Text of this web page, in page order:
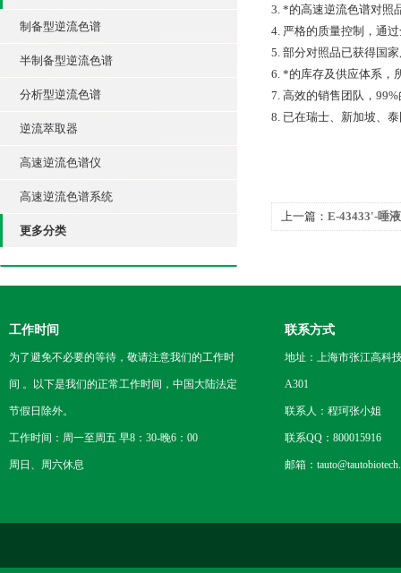
制备型逆流色谱
半制备型逆流色谱
分析型逆流色谱
逆流萃取器
高速逆流色谱仪
高速逆流色谱系统
更多分类
3. *的高速逆流色谱对照
4. 严格的质量控制，通
5. 部分对照品已获得国
6. *的库存及供应体系，
7. 高效的销售团队，
8. 已在瑞士、新加坡、
上一篇： E-43433'-唾
工作时间
为了避免不必要的等待，敬请注意我们的工作时
间 。以下是我们的正常工作时间，中国大陆法定
节假日除外。
工作时间：周一至周五 早8：30-晚6：00
周日、周六休息
联系方式
地址：上海市张江高科
A301
联系人：程珂张小姐
联系QQ：800015916
邮箱：